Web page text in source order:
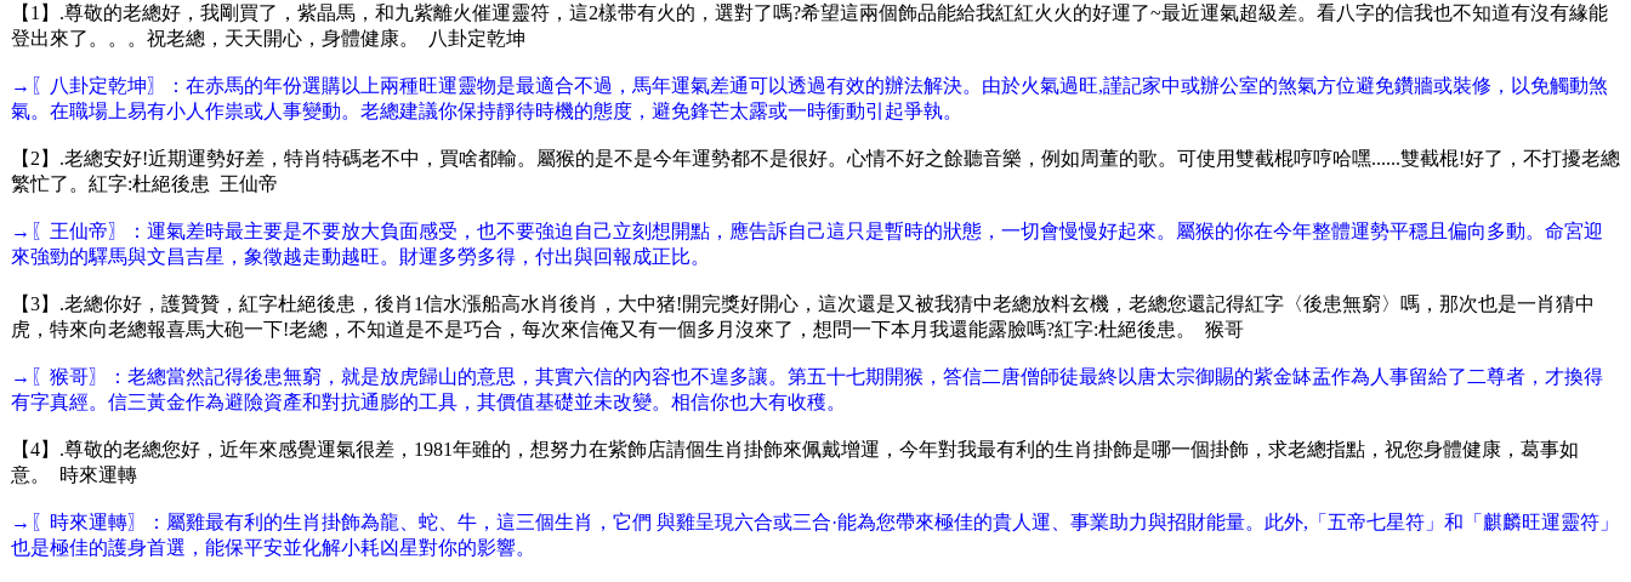
【1】.尊敬的老總好，我剛買了，紫晶馬，和九紫離火催運靈符，這2樣带有火的，選對了嗎?希望這兩個飾品能給我紅紅火火的好運了~最近運氣超級差。看八字的信我也不知道有沒有緣能
登出來了。。。祝老總，天天開心，身體健康。 八卦定乾坤
→〖八卦定乾坤〗：在赤馬的年份選購以上兩種旺運靈物是最適合不過，馬年運氣差通可以透過有效的辦法解決。由於火氣過旺,謹記家中或辦公室的煞氣方位避免鑽牆或裝修，以免觸動煞
氣。在職場上易有小人作祟或人事變動。老總建議你保持靜待時機的態度，避免鋒芒太露或一時衝動引起爭執。
【2】.老總安好!近期運勢好差，特肖特碼老不中，買啥都輸。屬猴的是不是今年運勢都不是很好。心情不好之餘聽音樂，例如周董的歌。可使用雙截棍哼哼哈嘿......雙截棍!好了，不打擾老總
繁忙了。紅字:杜絕後患 王仙帝
→〖王仙帝〗：運氣差時最主要是不要放大負面感受，也不要強迫自己立刻想開點，應告訴自己這只是暫時的狀態，一切會慢慢好起來。屬猴的你在今年整體運勢平穩且偏向多動。命宮迎
來強勁的驛馬與文昌吉星，象徵越走動越旺。財運多勞多得，付出與回報成正比。
【3】.老總你好，護贊贊，紅字杜絕後患，後肖1信水漲船高水肖後肖，大中猪!開完獎好開心，這次還是又被我猜中老總放料玄機，老總您還記得紅字〈後患無窮〉嗎，那次也是一肖猜中
虎，特來向老總報喜馬大砲一下!老總，不知道是不是巧合，每次來信俺又有一個多月沒來了，想問一下本月我還能露臉嗎?紅字:杜絕後患。 猴哥
→〖猴哥〗：老總當然記得後患無窮，就是放虎歸山的意思，其實六信的內容也不遑多讓。第五十七期開猴，答信二唐僧師徒最終以唐太宗御賜的紫金缽盂作為人事留給了二尊者，才換得
有字真經。信三黃金作為避險資產和對抗通膨的工具，其價值基礎並未改變。相信你也大有收穫。
【4】.尊敬的老總您好，近年來感覺運氣很差，1981年雖的，想努力在紫飾店請個生肖掛飾來佩戴增運，今年對我最有利的生肖掛飾是哪一個掛飾，求老總指點，祝您身體健康，葛事如
意。 時來運轉
→〖時來運轉〗：屬雞最有利的生肖掛飾為龍、蛇、牛，這三個生肖，它們 與雞呈現六合或三合·能為您帶來極佳的貴人運、事業助力與招財能量。此外,「五帝七星符」和「麒麟旺運靈符」
也是極佳的護身首選，能保平安並化解小耗凶星對你的影響。